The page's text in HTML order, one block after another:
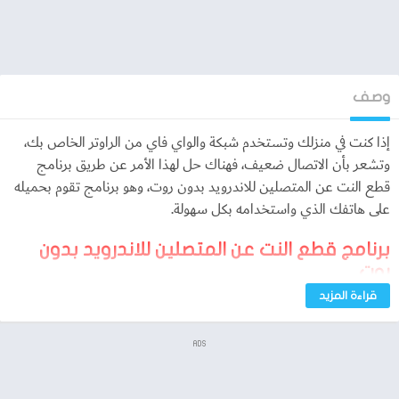
وصف
إذا كنت في منزلك وتستخدم شبكة والواي فاي من الراوتر الخاص بك،
وتشعر بأن الاتصال ضعيف، فهناك حل لهذا الأمر عن طريق برنامج
قطع النت عن المتصلين للاندرويد بدون روت، وهو برنامج تقوم بحميله
على هاتفك الذي واستخدامه بكل سهولة.
برنامج قطع النت عن المتصلين للاندرويد بدون
روت
يمكنك أن تقطع اتصال شبكة الإنترنت عن أي شخص تشك في انه يقوم
باستخدام الرواتر الخاص بك في اتصاله بالإنترنت، وبذلك يؤثر على سرعة
قراءة المزيد
ADS